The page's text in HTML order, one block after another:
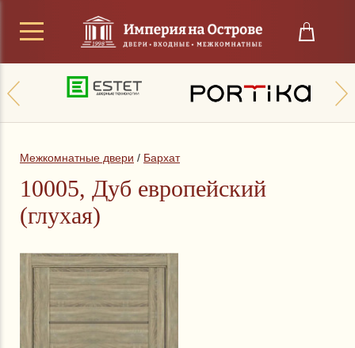
Межкомнатные двери / Бархат
10005, Дуб европейский
(глухая)